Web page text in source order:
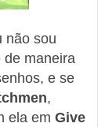
não sou
maneira
e se
,
ela em Give